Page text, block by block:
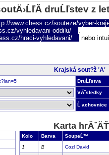
druĹľstev z
www.chess.cz/souteze/vyber-
vyhledavani-oddilu/
.
hraci-vyhledavani/ nebo
Krajská sout?ž 'A'
DruĹľstva
VĂ˝sledky
Ĺ achovnice
Karta
Kolo Barva SoupeĹ™
1
B Cozl David